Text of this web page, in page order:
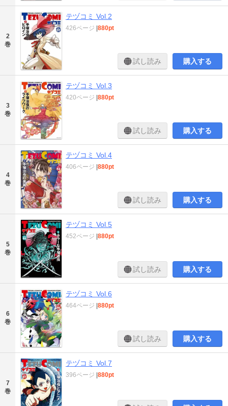
2
巻
テヅコミ Vol.2
426ページ 880pt
試し読み 購入する
3
巻
テヅコミ Vol.3
420ページ 880pt
試し読み 購入する
4
巻
テヅコミ Vol.4
406ページ 880pt
試し読み 購入する
5
巻
テヅコミ Vol.5
452ページ 880pt
試し読み 購入する
6
巻
テヅコミ Vol.6
464ページ 880pt
試し読み 購入する
7
巻
テヅコミ Vol.7
396ページ 880pt